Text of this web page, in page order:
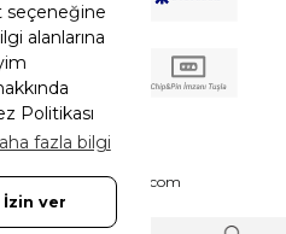
seçeneğine
alanlarına
Politikası
fazla bilgi
İzin ver
Saklıdır. Ketebe.com